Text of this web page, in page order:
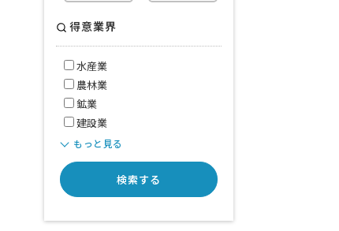
得意業界
水産業
農林業
鉱業
建設業
もっと見る
検索する